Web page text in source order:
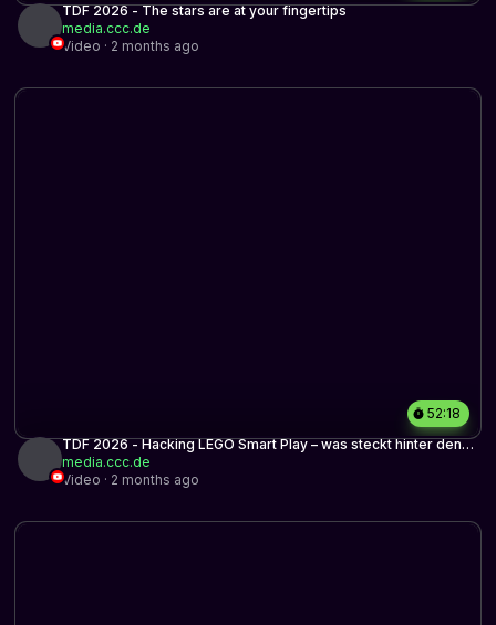
TDF 2026 - The stars are at your fingertips
media.ccc.de
Video · 2 months ago
52:18
TDF 2026 - Hacking LEGO Smart Play – was steckt hinter den
„magischen Steinen“?
media.ccc.de
Video · 2 months ago